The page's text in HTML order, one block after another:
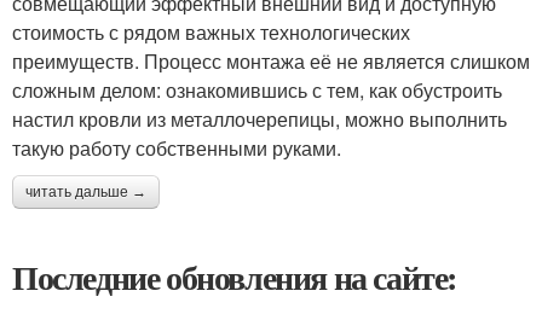
стоимость с рядом важных технологических
преимуществ. Процесс монтажа её не является слишком
сложным делом: ознакомившись с тем, как обустроить
настил кровли из металлочерепицы, можно выполнить
такую работу собственными руками.
читать дальше →
Последние обновления на сайте: